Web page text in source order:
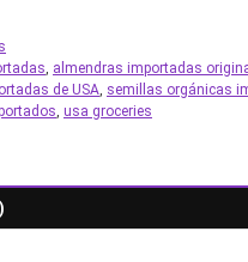
, almendras importadas
de USA, semillas orgánicas
, usa groceries